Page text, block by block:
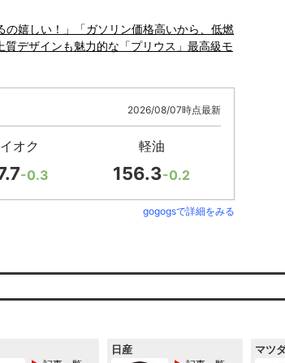
の嬉しい！」「ガソリン価格高いから、低燃
デザインも魅力的な「プリウス」最高級モ
2026/08/07時点最新
オク
-0.3
軽油
156.3-0.2
gogogsで詳細をみる
日産 マツ